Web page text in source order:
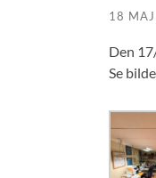
18
Den
Se